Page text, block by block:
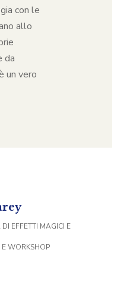
con le
allo
da
un vero
EFFETTI MAGICI E
WORKSHOP